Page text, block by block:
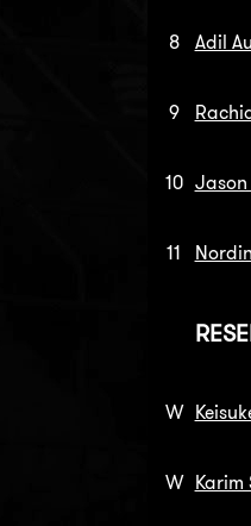
8 Adil
9
10 Jason
11
W
W Karim